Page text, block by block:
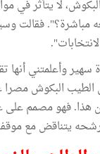
لا يتأثر في
مباشرة؟". فقالت
سهير وأعلمتني أنها
الطيب البكوش
هذا. فهو مصمم على
يتناقض مع